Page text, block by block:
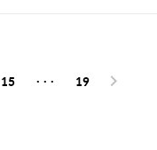
15 ··· 19